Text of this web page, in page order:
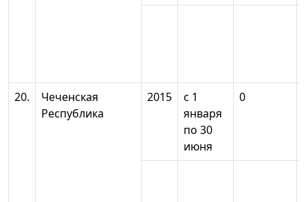
20.
Чеченская
Республика
2015
с 1
января
по 30
июня
0